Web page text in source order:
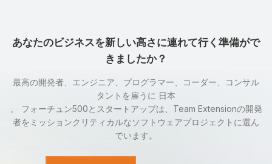
あなたのビジネスを新しい高さに連れて行く準備がで
きましたか？
最高の開発者、エンジニア、プログラマー、コーダー、コンサル
タントを雇うに 日本
。 フォーチュン500とスタートアップは、Team Extensionの開発
者をミッションクリティカルなソフトウェアプロジェクトに選ん
でいます。